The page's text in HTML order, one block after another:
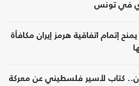
في تونس
إتمام اتفاقية هرمز إيران مكافأة
كتاب لأسير فلسطيني عن معركة